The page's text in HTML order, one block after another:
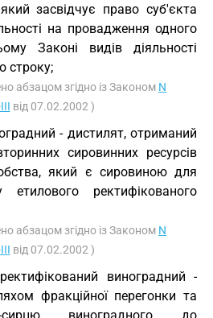
засвідчує право суб'єкта
на провадження одного
Законі видів діяльності
строку;
абзацом згідно із Законом N
від 07.02.2002 )
- дистилят, отриманий
сировинних ресурсів
який є сировиною для
етилового ректифікованого
абзацом згідно із Законом N
від 07.02.2002 )
виноградний -
фракційної перегонки та